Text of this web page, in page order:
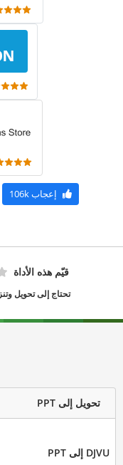
إعجاب106k
قيّم هذه الأداة
تحتاج إلى تحويل
تحويل إلى PPT
DJVU إلى PPT